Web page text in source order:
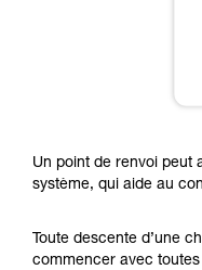
Un point de renvoi peut
système, qui aide au
Toute descente d’une
commencer avec